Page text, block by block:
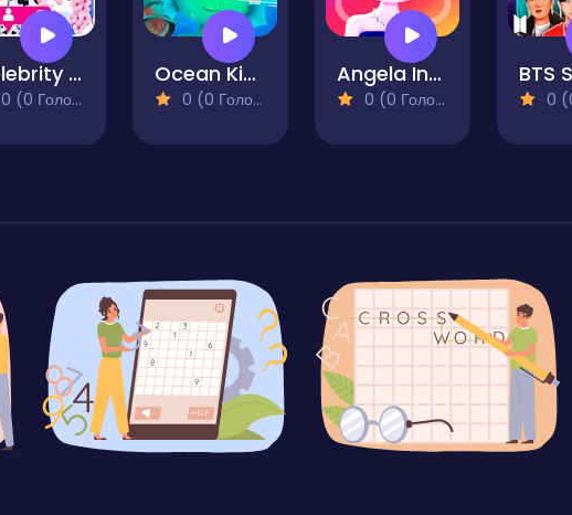
Celebrity Social Media Adventure
0 (0 Голосів)
Ocean Kids Back to School
0 (0 Голосів)
Angela Insta Fashion Stories
0 (0 Голосів) 0 (0